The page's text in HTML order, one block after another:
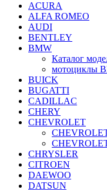
ACURA
ALFA ROMEO
AUDI
BENTLEY
BMW
Каталог
мотоциклы
BUICK
BUGATTI
CADILLAC
CHERY
CHEVROLET
CHRYSLER
CITROEN
DAEWOO
DATSUN